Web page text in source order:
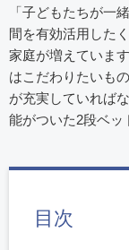
「子どもたちが一
間を有効活用した
家庭が増えていま
はこだわりたいも
が充実していれば
能がついた2段ベッ
目次